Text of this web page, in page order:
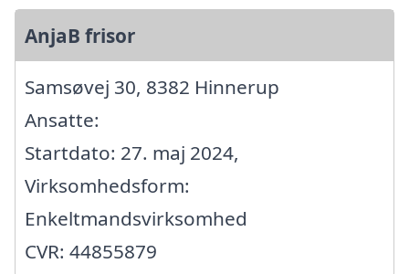
AnjaB frisor
Samsøvej 30, 8382 Hinnerup
Ansatte:
Startdato: 27. maj 2024,
Virksomhedsform:
Enkeltmandsvirksomhed
CVR: 44855879